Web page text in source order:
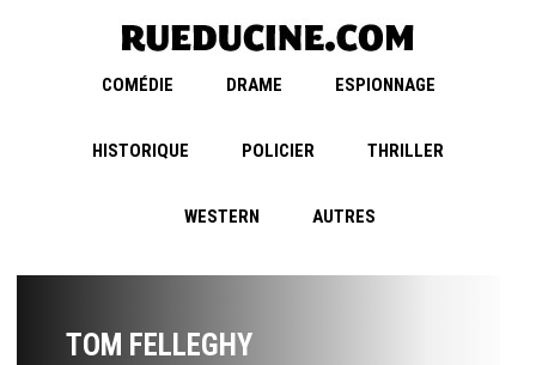
COMÉDIE DRAME ESPIONNAGE
HISTORIQUE POLICIER THRILLER
WESTERN AUTRES
TOM FELLEGHY